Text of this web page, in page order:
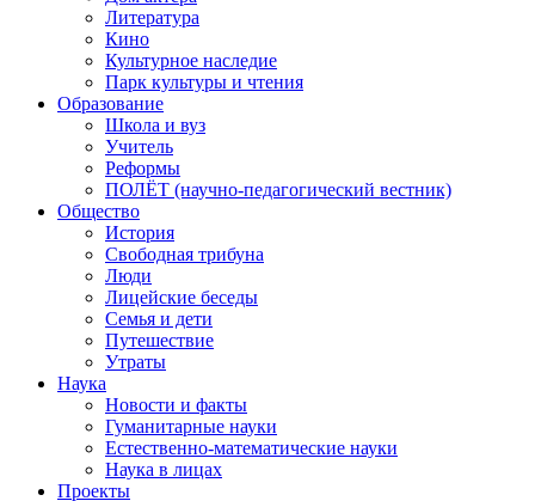
Литература
Кино
Культурное наследие
Парк культуры и чтения
Образование
Школа и вуз
Учитель
Реформы
ПОЛЁТ (научно-педагогический вестник)
Общество
История
Свободная трибуна
Люди
Лицейские беседы
Семья и дети
Путешествие
Утраты
Наука
Новости и факты
Гуманитарные науки
Естественно-математические науки
Наука в лицах
Проекты